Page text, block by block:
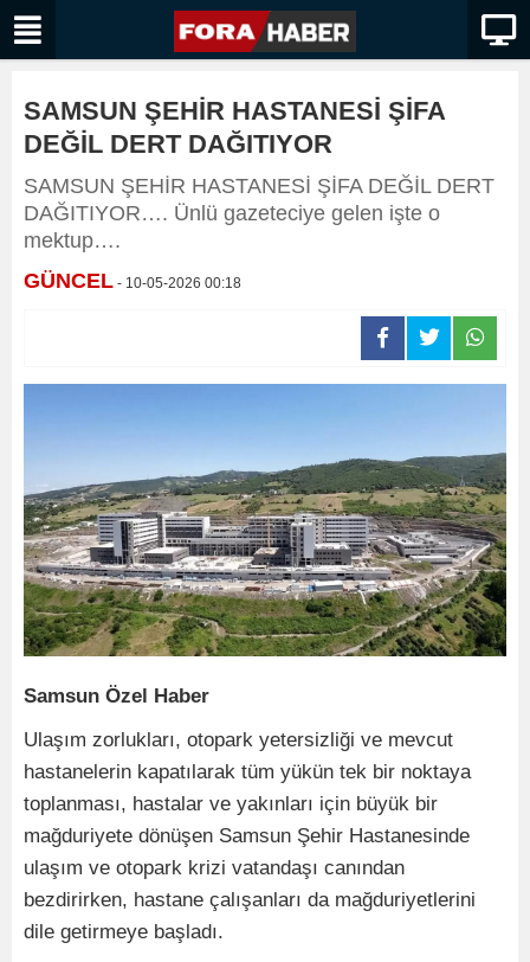
SAMSUN ŞEHİR HASTANESİ ŞİFA
DEĞİL DERT DAĞITIYOR
SAMSUN ŞEHİR HASTANESİ ŞİFA DEĞİL DERT
DAĞITIYOR…. Ünlü gazeteciye gelen işte o
mektup….
GÜNCEL - 10-05-2026 00:18
Samsun Özel Haber
Ulaşım zorlukları, otopark yetersizliği ve mevcut
hastanelerin kapatılarak tüm yükün tek bir noktaya
toplanması, hastalar ve yakınları için büyük bir
mağduriyete dönüşen Samsun Şehir Hastanesinde
ulaşım ve otopark krizi vatandaşı canından
bezdirirken, hastane çalışanları da mağduriyetlerini
dile getirmeye başladı.